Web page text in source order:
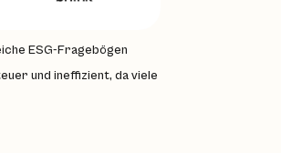
ESG-Fragebögen
und ineffizient, da viele